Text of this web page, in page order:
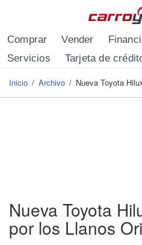
Comprar Vender
Servicios
Tarjeta de
Se encuentra usted aquí
Inicio / Archivo / Nueva Toyota
Nueva Toyota
por los Llanos